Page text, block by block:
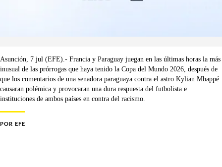
Asunción, 7 jul (EFE).- Francia y Paraguay juegan en las últimas horas la más
inusual de las prórrogas que haya tenido la Copa del Mundo 2026, después de
que los comentarios de una senadora paraguaya contra el astro Kylian Mbappé
causaran polémica y provocaran una dura respuesta del futbolista e
instituciones de ambos países en contra del racismo.
POR EFE